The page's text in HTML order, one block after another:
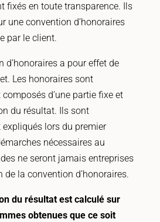
fixés en toute transparence. Ils
une convention d’honoraires
par le client.
d’honoraires a pour effet de
Les honoraires sont
d’une partie fixe et
du résultat. Ils sont
lors du premier
nécessaires au
ne seront jamais entreprises
la convention d’honoraires.
du résultat est calculé sur
obtenues que ce soit